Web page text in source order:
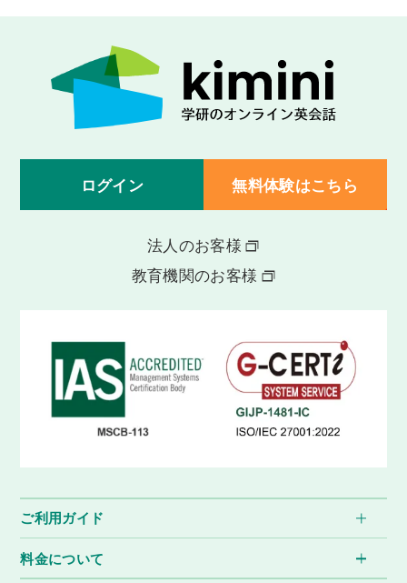
ログイン 無料体験はこちら
法人のお客様
教育機関のお客様
ご利用ガイド
料金について